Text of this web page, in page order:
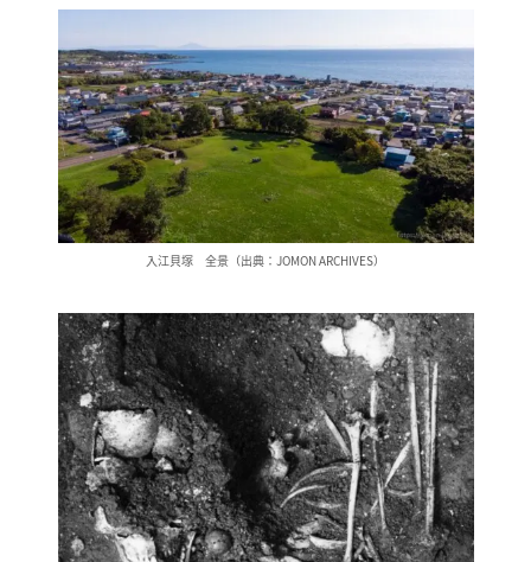
入江貝塚 全景（出典：JOMON ARCHIVES）